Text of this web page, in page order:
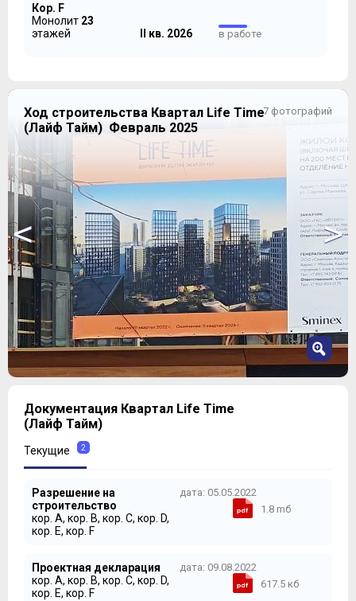
Кор. F
Монолит 23
этажей
II кв. 2026 в работе
7 фотографий
Ход строительства Квартал Life Time
(Лайф Тайм) Февраль 2025
< >
2
3
4
7
Документация Квартал Life Time
(Лайф Тайм)
Текущие 2
Разрешение на
строительство
кор. A, кор. B, кор. C, кор. D,
кор. E, кор. F
дата: 05.05.2022
1.8 mб
Проектная декларация
кор. A, кор. B, кор. C, кор. D,
кор. E, кор. F
дата: 09.08.2022
617.5 кб